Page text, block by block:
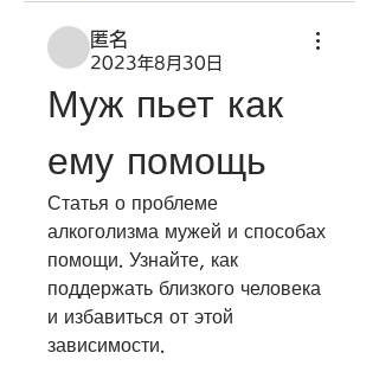
匿名
2023年8月30日
Муж пьет как
ему помощь
Статья о проблеме
алкоголизма мужей и способах
помощи. Узнайте, как
поддержать близкого человека
и избавиться от этой
зависимости.